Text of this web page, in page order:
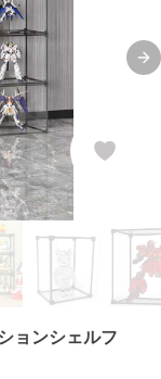
ョンシェルフ